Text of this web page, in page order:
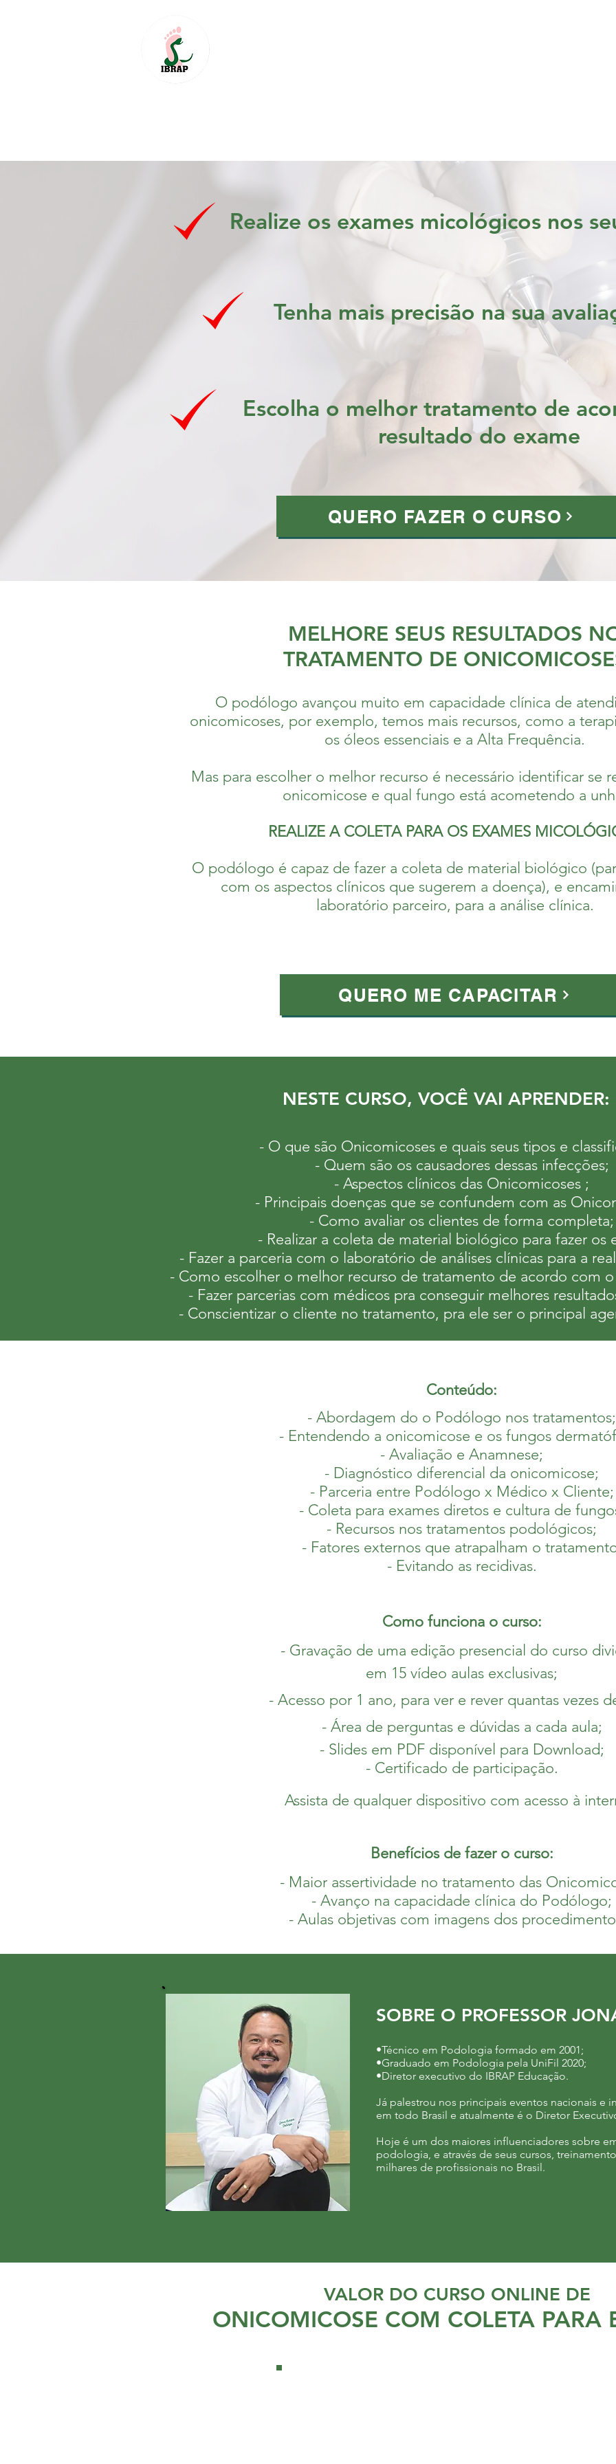
Realize os exames micológicos nos
Tenha mais precisão na sua
Escolha o melhor tratamento de
resultado do exame
QUERO FAZER O CURSO
MELHORE SEUS RESULTADOS
TRATAMENTO DE
O podólogo avançou muito em capacidade clínica de
onicomicoses, por exemplo, temos mais recursos, como a
os óleos essenciais e a Alta Frequência.
Mas para escolher o melhor recurso é necessário identificar se
onicomicose e qual fungo está acometendo a
REALIZE A COLETA PARA OS EXAMES
O podólogo é capaz de fazer a coleta de material biológico
com os aspectos clínicos que sugerem a doença), e
laboratório parceiro, para a análise clínica.
QUERO ME CAPACITAR
NESTE CURSO, VOCÊ VAI APRENDER:
- O que são Onicomicoses e quais seus tipos e
- Quem são os causadores dessas infecções;
- Aspectos clínicos das Onicomicoses ;
- Principais doenças que se confundem com as
- Como avaliar os clientes de forma completa;
- Realizar a coleta de material biológico para fazer os
- Fazer a parceria com o laboratório de análises clínicas para a
- Como escolher o melhor recurso de tratamento de acordo com
- Fazer parcerias com médicos pra conseguir melhores
- Conscientizar o cliente no tratamento, pra ele ser o principal
Conteúdo:
- Abordagem do o Podólogo nos tratamentos;
- Entendendo a onicomicose e os fungos
- Avaliação e Anamnese;
- Diagnóstico diferencial da onicomicose;
- Parceria entre Podólogo x Médico x Cliente;
- Coleta para exames diretos e cultura de
- Recursos nos tratamentos podológicos;
- Fatores externos que atrapalham o
- Evitando as recidivas.
Como funciona o curso:
- Gravação de uma edição presencial do curso
em 15 vídeo aulas exclusivas;
- Acesso por 1 ano, para ver e rever quantas vezes
- Área de perguntas e dúvidas a cada aula;
- Slides em PDF disponível para Download;
- Certificado de participação.
Assista de qualquer dispositivo com acesso à
Benefícios de fazer o curso:
- Maior assertividade no tratamento das
- Avanço na capacidade clínica do Podólogo;
- Aulas objetivas com imagens dos
SOBRE O PROFESSOR
•Técnico em Podologia formado em 2001;
•Graduado em Podologia pela UniFil 2020;
•Diretor executivo do IBRAP Educação.
Já palestrou nos principais eventos nacionais e
em todo Brasil e atualmente é o Diretor
Hoje é um dos maiores influenciadores sobre
podologia, e através de seus cursos,
milhares de profissionais no Brasil.
VALOR DO CURSO ONLINE DE
ONICOMICOSE COM COLETA PARA